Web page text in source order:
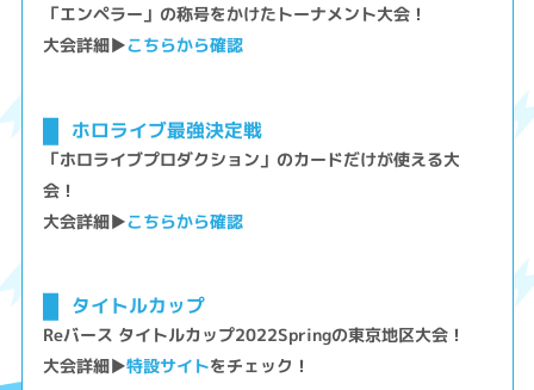
「エンペラー」の称号をかけたトーナメント大会！
大会詳細▶こちらから確認
ホロライブ最強決定戦
「ホロライブプロダクション」のカードだけが使える大
会！
大会詳細▶こちらから確認
タイトルカップ
Reバース タイトルカップ2022Springの東京地区大会！
大会詳細▶特設サイトをチェック！